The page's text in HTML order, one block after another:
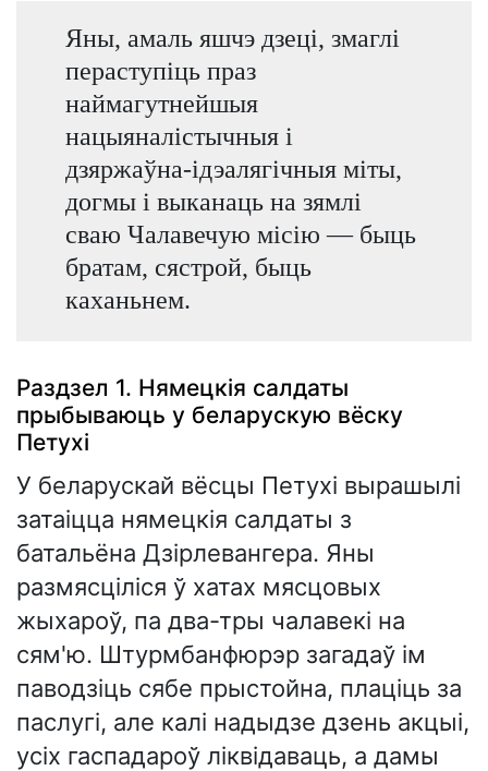
Яны, амаль яшчэ дзеці, змаглі
пераступіць праз
наймагутнейшыя
нацыяналістычныя і
дзяржаўна-ідэалягічныя міты,
догмы і выканаць на зямлі
сваю Чалавечую місію — быць
братам, сястрой, быць
каханьнем.
Раздзел 1. Нямецкія салдаты
прыбываюць у беларускую вёску
Петухі
У беларускай вёсцы Петухі вырашылі
затаіцца нямецкія салдаты з
батальёна Дзірлевангера. Яны
размясціліся ў хатах мясцовых
жыхароў, па два-тры чалавекі на
сям'ю. Штурмбанфюрэр загадаў ім
паводзіць сябе прыстойна, плаціць за
паслугі, але калі надыдзе дзень акцыі,
усіх гаспадароў ліквідаваць, а дамы